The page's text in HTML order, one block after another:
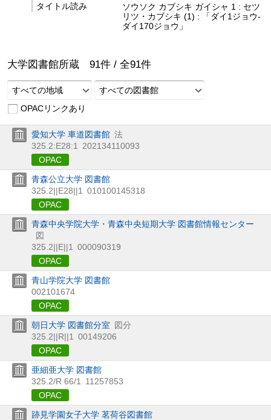
タイトル読み
ソウソク カブシキ ガイシャ 1 : セツ
リツ・カブシキ (1) : 「ダイ1ジョウ-
ダイ170ジョウ」
大学図書館所蔵 91件 / 全91件
すべての地域
すべての図書館
OPACリンクあり
愛知大学 車道図書館 法
325.2:E28:1
202134110093
OPAC
青森公立大学 図書館
325.2||E28||1
010100145318
OPAC
青森中央学院大学・青森中央短期大学 図書館情報センター
図
325.2||E||1
000090319
OPAC
青山学院大学 図書館
002101674
OPAC
朝日大学 図書館分室 図分
325.2||R||1
00149206
OPAC
亜細亜大学 図書館
325.2/R 66/1
11257853
OPAC
跡見学園女子大学 茗荷谷図書館